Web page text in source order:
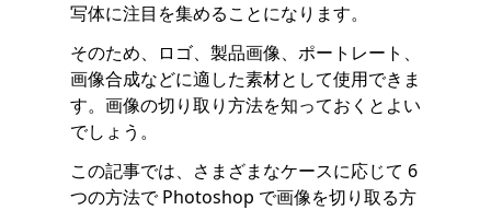
写体に注目を集めることになります。
そのため、ロゴ、製品画像、ポートレート、
画像合成などに適した素材として使用できま
す。画像の切り取り方法を知っておくとよい
でしょう。
この記事では、さまざまなケースに応じて 6
つの方法で Photoshop で画像を切り取る方